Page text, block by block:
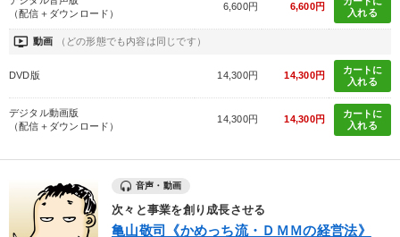
（配信＋ダウンロード）
6,600円 6,600円
入れる
ondemand_video 動画 （どの形態でも内容は同じです）
DVD版 14,300円 14,300円
カートに
入れる
デジタル動画版
（配信＋ダウンロード）
14,300円 14,300円
カートに
入れる
音声・動画
次々と事業を創り成長させる
亀山敬司《かめっち流・ＤＭＭの経営法》